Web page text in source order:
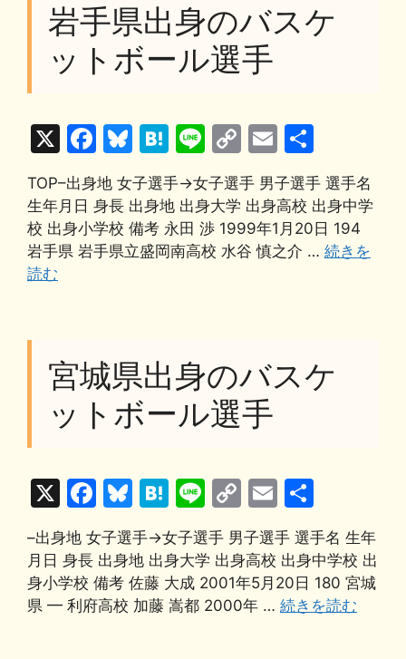
岩手県出身のバスケ
ットボール選手
X
F
a
c
e
b
Bl
u
e
s
k
H
at
e
n
a
Li
n
e
C
o
p
y
Li
E
m
ai
l
有
TOP–出身地 女子選手→女子選手 男子選手 選手名
生年月日 身長 出身地 出身大学 出身高校 出身中学
校 出身小学校 備考 永田 渉 1999年1月20日 194
岩手県 岩手県立盛岡南高校 水谷 慎之介 … 続きを
読む
宮城県出身のバスケ
ットボール選手
X
F
a
c
e
b
Bl
u
e
s
k
H
at
e
n
a
Li
n
e
C
o
p
y
Li
E
m
ai
l
有
–出身地 女子選手→女子選手 男子選手 選手名 生年
月日 身長 出身地 出身大学 出身高校 出身中学校 出
身小学校 備考 佐藤 大成 2001年5月20日 180 宮城
県 ━ 利府高校 加藤 嵩都 2000年 … 続きを読む